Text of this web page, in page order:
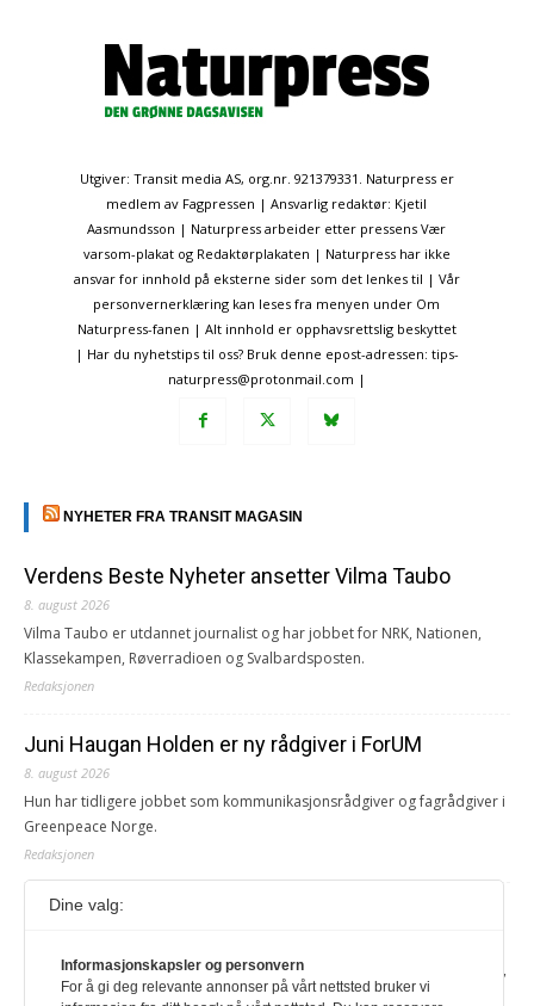
Utgiver: Transit media AS, org.nr. 921379331. Naturpress er
medlem av Fagpressen | Ansvarlig redaktør: Kjetil
Aasmundsson | Naturpress arbeider etter pressens Vær
varsom-plakat og Redaktørplakaten | Naturpress har ikke
ansvar for innhold på eksterne sider som det lenkes til | Vår
personvernerklæring kan leses fra menyen under Om
Naturpress-fanen | Alt innhold er opphavsrettslig beskyttet
| Har du nyhetstips til oss? Bruk denne epost-adressen: tips-
naturpress@protonmail.com |
NYHETER FRA TRANSIT MAGASIN
Verdens Beste Nyheter ansetter Vilma Taubo
8. august 2026
Vilma Taubo er utdannet journalist og har jobbet for NRK, Nationen,
Klassekampen, Røverradioen og Svalbardsposten.
Redaksjonen
Juni Haugan Holden er ny rådgiver i ForUM
8. august 2026
Hun har tidligere jobbet som kommunikasjonsrådgiver og fagrådgiver i
Greenpeace Norge.
Redaksjonen
Journalist fra Vietnam idømt 7 års fengsel
Kommunistpartiet i Vietnam har total kontroll over alle offisielle medier,
aviser, TV- og radiokanaler. For å lese denne må du ha abonnement
Dine valg:
Informasjonskapsler og personvern
For å gi deg relevante annonser på vårt nettsted bruker vi